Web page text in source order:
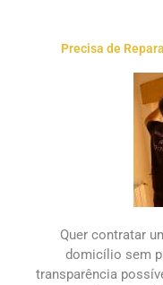
Precisa de
Quer contratar
domicílio sem
transparência